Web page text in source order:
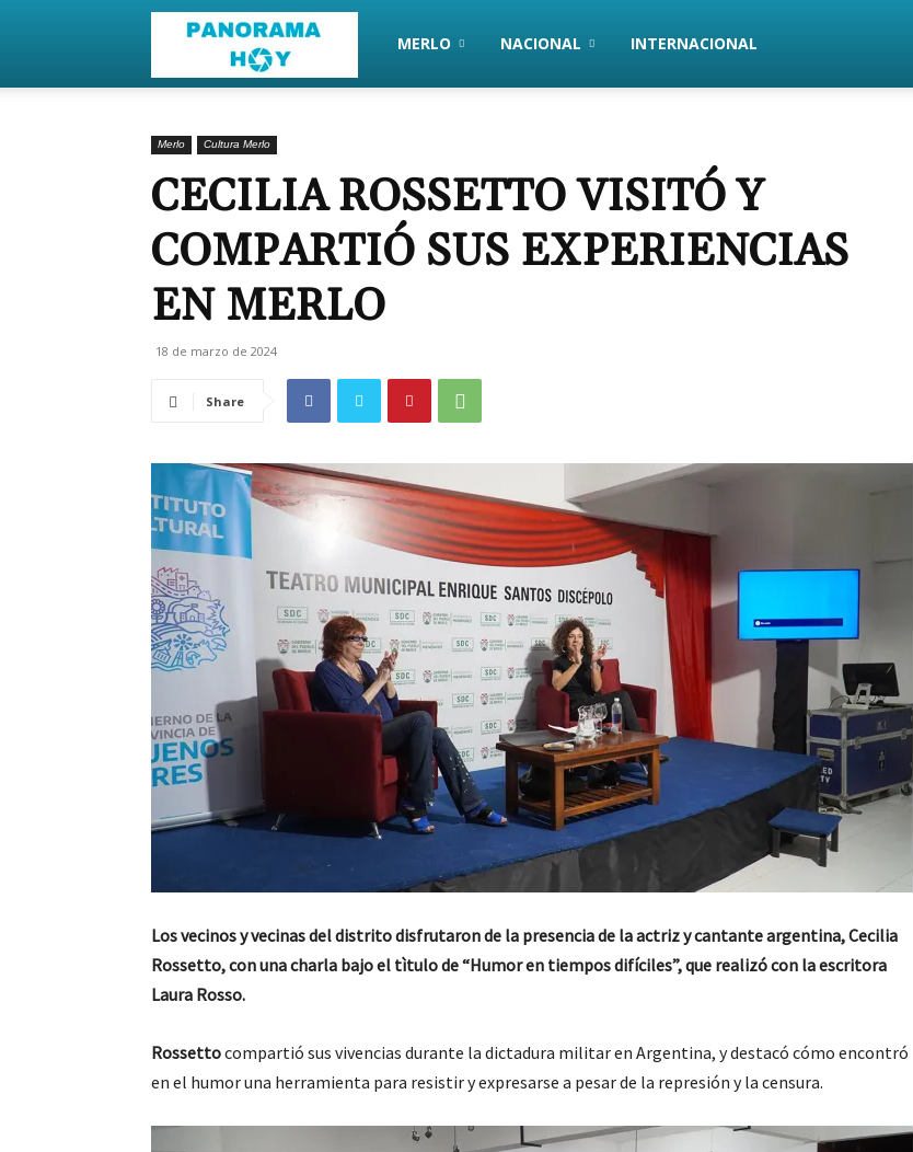
PanoramaHoy
MERLO NACIONAL INTERNACIONAL
Merlo Cultura Merlo
CECILIA ROSSETTO VISITÓ Y
COMPARTIÓ SUS EXPERIENCIAS
EN MERLO
18 de marzo de 2024
Share
Los vecinos y vecinas del distrito disfrutaron de la presencia de la actriz y cantante argentina, Cecilia
Rossetto, con una charla bajo el tìtulo de “Humor en tiempos difíciles”, que realizó con la escritora
Laura Rosso.
Rossettocompartió sus vivencias durante la dictadura militar en Argentina, y destacó cómo encontró
en el humor una herramienta para resistir y expresarse a pesar de la represión y la censura.